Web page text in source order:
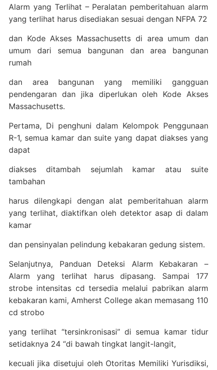
Alarm yang Terlihat – Peralatan pemberitahuan alarm
yang terlihat harus disediakan sesuai dengan NFPA 72
dan Kode Akses Massachusetts di area umum dan
umum dari semua bangunan dan area bangunan
rumah
dan area bangunan yang memiliki gangguan
pendengaran dan jika diperlukan oleh Kode Akses
Massachusetts.
Pertama, Di penghuni dalam Kelompok Penggunaan
R-1, semua kamar dan suite yang dapat diakses yang
dapat
diakses ditambah sejumlah kamar atau suite
tambahan
harus dilengkapi dengan alat pemberitahuan alarm
yang terlihat, diaktifkan oleh detektor asap di dalam
kamar
dan pensinyalan pelindung kebakaran gedung sistem.
Selanjutnya, Panduan Deteksi Alarm Kebakaran –
Alarm yang terlihat harus dipasang. Sampai 177
strobe intensitas cd tersedia melalui pabrikan alarm
kebakaran kami, Amherst College akan memasang 110
cd strobo
yang terlihat “tersinkronisasi” di semua kamar tidur
setidaknya 24 “di bawah tingkat langit-langit,
kecuali jika disetujui oleh Otoritas Memiliki Yurisdiksi,